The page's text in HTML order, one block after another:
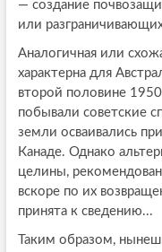
— создание
или
Аналогичная или
характерна для
второй половине
побывали советские
земли осваивались
Канаде. Однако
целины,
вскоре по их
принята к сведению...
Таким образом,